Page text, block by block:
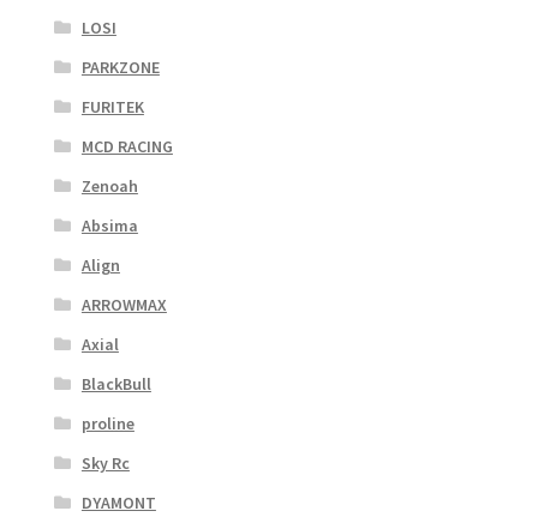
LOSI
PARKZONE
FURITEK
MCD RACING
Zenoah
Absima
Align
ARROWMAX
Axial
BlackBull
proline
Sky Rc
DYAMONT